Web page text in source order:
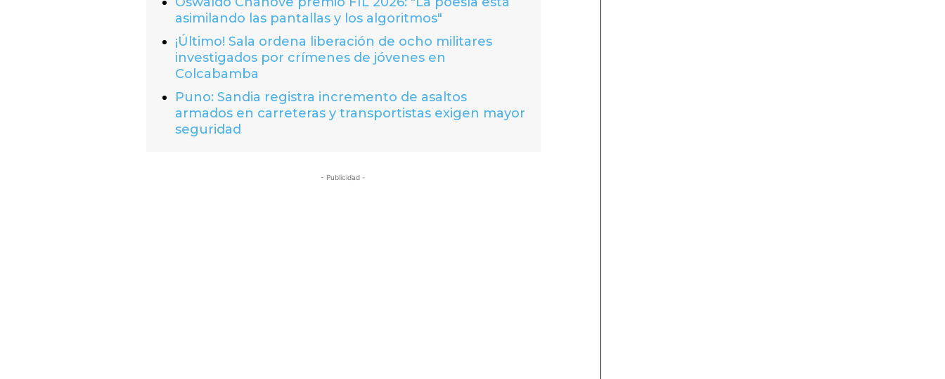
asimilando las pantallas y los algoritmos"
¡Último! Sala ordena liberación de ocho militares
investigados por crímenes de jóvenes en
Colcabamba
Puno: Sandia registra incremento de asaltos
armados en carreteras y transportistas exigen mayor
seguridad
- Publicidad -